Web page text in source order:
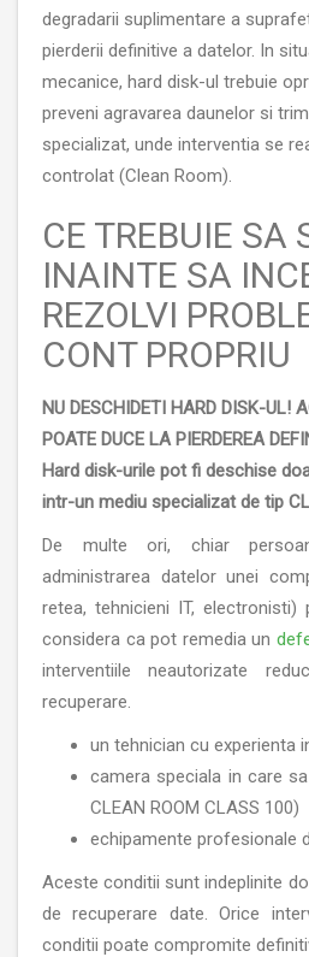
degradarii suplimentare a
pierderii definitive a datelor. In
mecanice, hard disk-ul trebuie
preveni agravarea daunelor si
specializat, unde interventia se
controlat (Clean Room).
CE TREBUIE SA
INAINTE SA
REZOLVI
CONT PROPRIU
NU DESCHIDETI HARD DISK-UL!
POATE DUCE LA PIERDEREA
Hard disk-urile pot fi deschise
intr-un mediu specializat de tip
De multe ori, chiar
administrarea datelor unei
retea, tehnicieni IT,
considera ca pot remedia un
interventiile neautorizate
recuperare.
un tehnician cu experienta
camera speciala in care
CLEAN ROOM CLASS 100)
echipamente profesionale
Aceste conditii sunt indeplinite
de recuperare date. Orice
conditii poate compromite